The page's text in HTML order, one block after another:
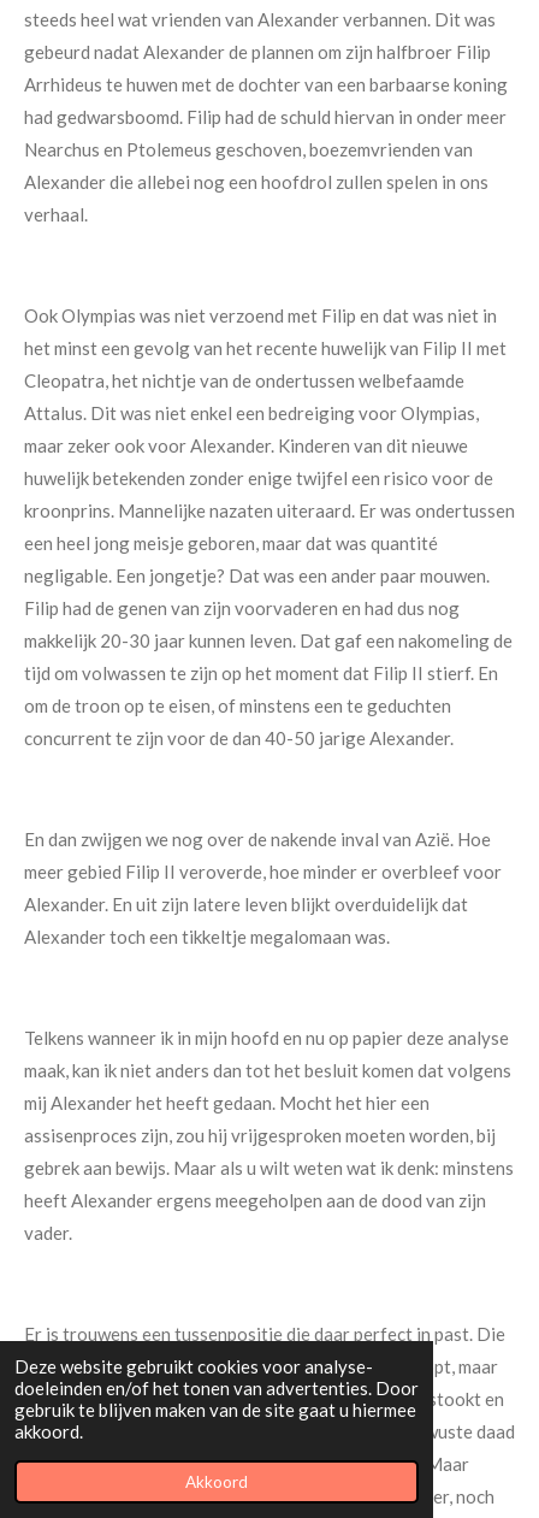
Deze website gebruikt cookies voor analyse-
doeleinden en/of het tonen van advertenties. Door
gebruik te blijven maken van de site gaat u hiermee
akkoord.
Akkoord
steeds heel wat vrienden van Alexander verbannen. Dit was
gebeurd nadat Alexander de plannen om zijn halfbroer Filip
Arrhideus te huwen met de dochter van een barbaarse koning
had gedwarsboomd. Filip had de schuld hiervan in onder meer
Nearchus en Ptolemeus geschoven, boezemvrienden van
Alexander die allebei nog een hoofdrol zullen spelen in ons
verhaal.
Ook Olympias was niet verzoend met Filip en dat was niet in
het minst een gevolg van het recente huwelijk van Filip II met
Cleopatra, het nichtje van de ondertussen welbefaamde
Attalus. Dit was niet enkel een bedreiging voor Olympias,
maar zeker ook voor Alexander. Kinderen van dit nieuwe
huwelijk betekenden zonder enige twijfel een risico voor de
kroonprins. Mannelijke nazaten uiteraard. Er was ondertussen
een heel jong meisje geboren, maar dat was quantité
negligable. Een jongetje? Dat was een ander paar mouwen.
Filip had de genen van zijn voorvaderen en had dus nog
makkelijk 20-30 jaar kunnen leven. Dat gaf een nakomeling de
tijd om volwassen te zijn op het moment dat Filip II stierf. En
om de troon op te eisen, of minstens een te geduchten
concurrent te zijn voor de dan 40-50 jarige Alexander.
En dan zwijgen we nog over de nakende inval van Azië. Hoe
meer gebied Filip II veroverde, hoe minder er overbleef voor
Alexander. En uit zijn latere leven blijkt overduidelijk dat
Alexander toch een tikkeltje megalomaan was.
Telkens wanneer ik in mijn hoofd en nu op papier deze analyse
maak, kan ik niet anders dan tot het besluit komen dat volgens
mij Alexander het heeft gedaan. Mocht het hier een
assisenproces zijn, zou hij vrijgesproken moeten worden, bij
gebrek aan bewijs. Maar als u wilt weten wat ik denk: minstens
heeft Alexander ergens meegeholpen aan de dood van zijn
vader.
Er is trouwens een tussenpositie die daar perfect in past. Die
visie stelt dat het verhaal van de verkrachtingen klopt, maar
dat Alexander en Olympias Pausanius hebben opgestookt en
aangesproken op zijn eergevoel zodat hij tot de bewuste daad
overging. Dat is een visie waar ik mij in kan vinden. Maar
maakt u vooral zelf uw eigen analyse. Noch Alexander, noch